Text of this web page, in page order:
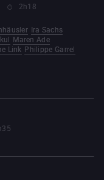
2h18
Ira Sachs
Maren Ade
Link Philippe Garrel